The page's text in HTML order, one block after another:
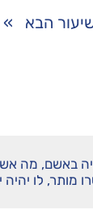
הבא »
באשם, מה
מותר, לו יהיה